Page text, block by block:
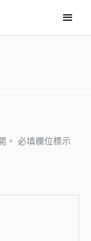
要
。 必填欄位標示